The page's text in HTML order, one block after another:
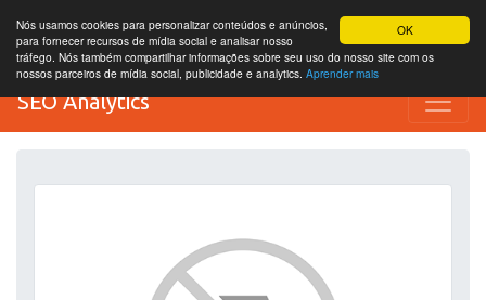
OK
Nós usamos cookies para personalizar conteúdos e anúncios,
para fornecer recursos de mídia social e analisar nosso
tráfego. Nós também compartilhar informações sobre seu uso do nosso site com os
nossos parceiros de mídia social, publicidade e analytics. Aprender mais
SEO Analytics